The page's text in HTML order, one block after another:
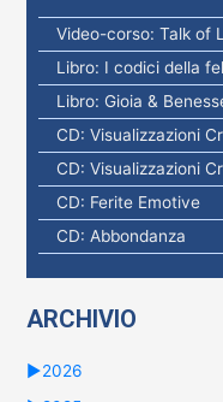
Video-corso: Talk of
Libro: I codici della
Libro: Gioia &
CD: Visualizzazioni
CD: Visualizzazioni
CD: Ferite Emotive
CD: Abbondanza
ARCHIVIO
►2026